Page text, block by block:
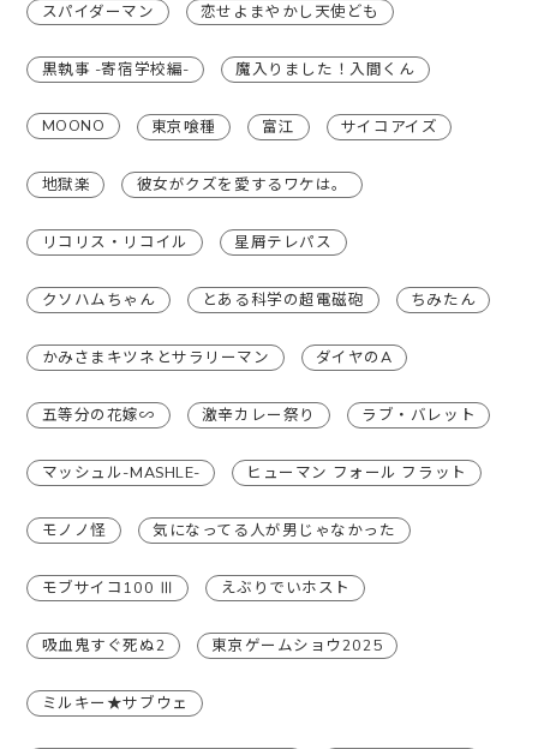
スパイダーマン 恋せよまやかし天使ども
黒執事 -寄宿学校編- 魔入りました！入間くん
MOONO 東京喰種 富江 サイコアイズ
地獄楽 彼女がクズを愛するワケは。
リコリス・リコイル 星屑テレパス
クソハムちゃん とある科学の超電磁砲 ちみたん
かみさまキツネとサラリーマン ダイヤのA
五等分の花嫁∽ 激辛カレー祭り ラブ・バレット
マッシュル-MASHLE- ヒューマン フォール フラット
モノノ怪 気になってる人が男じゃなかった
モブサイコ100 Ⅲ えぶりでいホスト
吸血鬼すぐ死ぬ2 東京ゲームショウ2025
ミルキー★サブウェ